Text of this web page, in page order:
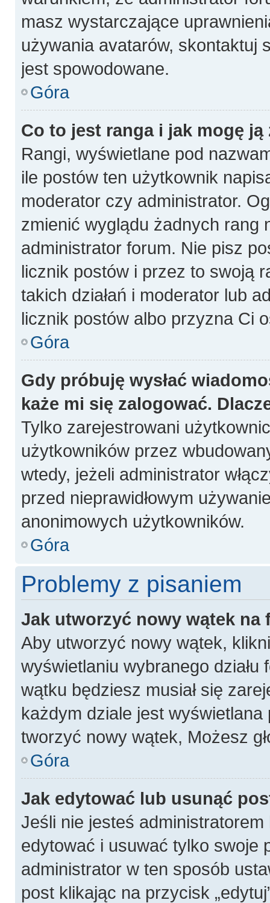
masz wystarczające
używania avatarów, skontaktuj
jest spowodowane.
Góra
Co to jest ranga i jak mogę ją
Rangi, wyświetlane pod
ile postów ten użytkownik
moderator czy administrator.
zmienić wyglądu żadnych rang
administrator forum. Nie pisz
licznik postów i przez to swoją
takich działań i moderator lub
licznik postów albo przyzna Ci
Góra
Gdy próbuję wysłać
każe mi się zalogować.
Tylko zarejestrowani
użytkowników przez
wtedy, jeżeli administrator
przed nieprawidłowym
anonimowych użytkowników.
Góra
Problemy z pisaniem
Jak utworzyć nowy wątek na
Aby utworzyć nowy wątek,
wyświetlaniu wybranego
wątku będziesz musiał się
każdym dziale jest wyświetlana
tworzyć nowy wątek, Możesz
Góra
Jak edytować lub usunąć
Jeśli nie jesteś
edytować i usuwać tylko swoje
administrator w ten sposób
post klikając na przycisk